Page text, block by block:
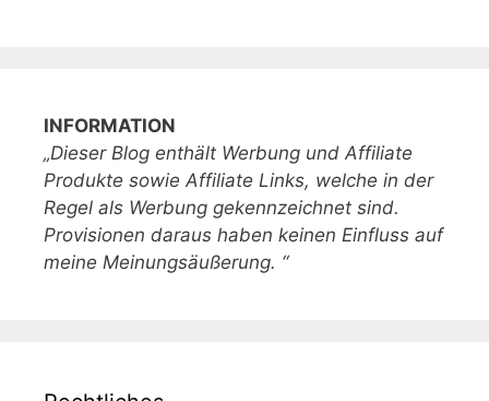
INFORMATION
„Dieser Blog enthält Werbung und Affiliate
Produkte sowie Affiliate Links, welche in der
Regel als Werbung gekennzeichnet sind.
Provisionen daraus haben keinen Einfluss auf
meine Meinungsäußerung. “